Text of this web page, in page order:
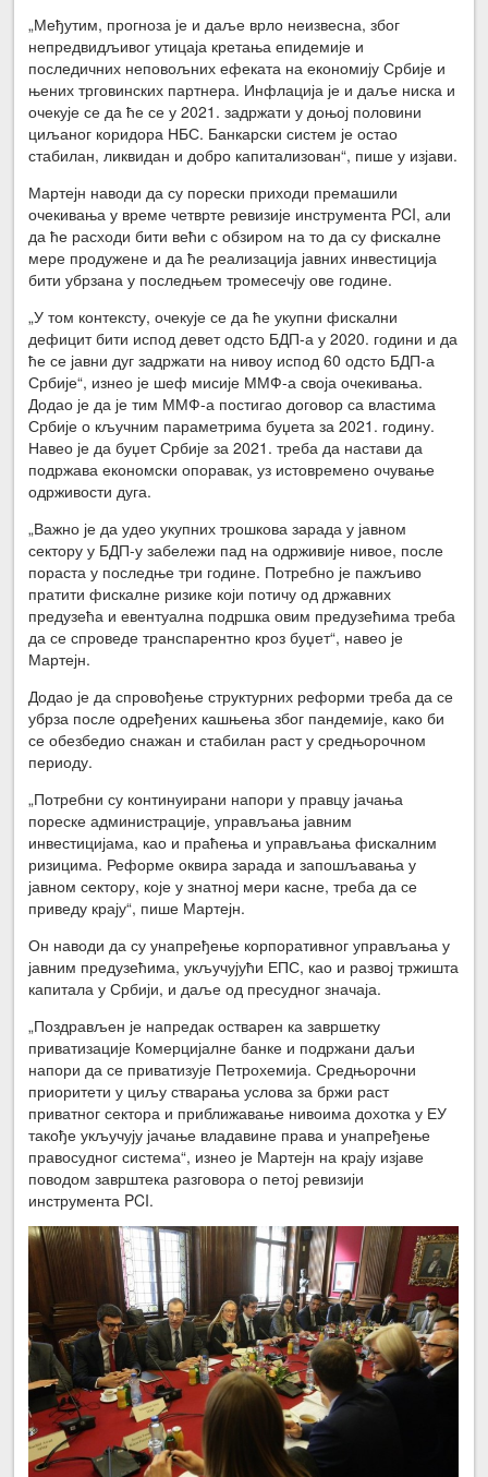
„Међутим, прогноза је и даље врло неизвесна, због
непредвидљивог утицаја кретања епидемије и
последичних неповољних ефеката на економију Србије и
њених трговинских партнера. Инфлација је и даље ниска и
очекује се да ће се у 2021. задржати у доњој половини
циљаног коридора НБС. Банкарски систем је остао
стабилан, ликвидан и добро капитализован“, пише у изјави.
Мартејн наводи да су порески приходи премашили
очекивања у време четврте ревизије инструмента PCI, али
да ће расходи бити већи с обзиром на то да су фискалне
мере продужене и да ће реализација јавних инвестиција
бити убрзана у последњем тромесечју ове године.
„У том контексту, очекује се да ће укупни фискални
дефицит бити испод девет одсто БДП-а у 2020. години и да
ће се јавни дуг задржати на нивоу испод 60 одсто БДП-а
Србије“, изнео је шеф мисије ММФ-а своја очекивања.
Додао је да је тим ММФ-а постигао договор са властима
Србије о кључним параметрима буџета за 2021. годину.
Навео је да буџет Србије за 2021. треба да настави да
подржава економски опоравак, уз истовремено очување
одрживости дуга.
„Важно је да удео укупних трошкова зарада у јавном
сектору у БДП-у забележи пад на одрживије нивое, после
пораста у последње три године. Потребно је пажљиво
пратити фискалне ризике који потичу од државних
предузећа и евентуална подршка овим предузећима треба
да се спроведе транспарентно кроз буџет“, навео је
Мартејн.
Додао је да спровођење структурних реформи треба да се
убрза после одређених кашњења због пандемије, како би
се обезбедио снажан и стабилан раст у средњорочном
периоду.
„Потребни су континуирани напори у правцу јачања
пореске администрације, управљања јавним
инвестицијама, као и праћења и управљања фискалним
ризицима. Реформе оквира зарада и запошљавања у
јавном сектору, које у знатној мери касне, треба да се
приведу крају“, пише Мартејн.
Он наводи да су унапређење корпоративног управљања у
јавним предузећима, укључујући ЕПС, као и развој тржишта
капитала у Србији, и даље од пресудног значаја.
„Поздрављен је напредак остварен ка завршетку
приватизације Комерцијалне банке и подржани даљи
напори да се приватизује Петрохемија. Средњорочни
приоритети у циљу стварања услова за бржи раст
приватног сектора и приближавање нивоима дохотка у ЕУ
такође укључују јачање владавине права и унапређење
правосудног система“, изнео је Мартејн на крају изјаве
поводом заврштека разговора о петој ревизији
инструмента PCI.